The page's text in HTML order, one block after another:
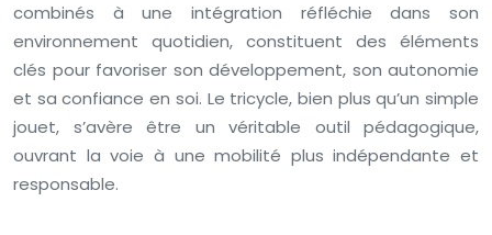
combinés à une intégration réfléchie dans son
environnement quotidien, constituent des éléments
clés pour favoriser son développement, son autonomie
et sa confiance en soi. Le tricycle, bien plus qu’un simple
jouet, s’avère être un véritable outil pédagogique,
ouvrant la voie à une mobilité plus indépendante et
responsable.